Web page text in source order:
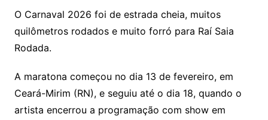
O Carnaval 2026 foi de estrada cheia, muitos
quilômetros rodados e muito forró para Raí Saia
Rodada.
A maratona começou no dia 13 de fevereiro, em
Ceará-Mirim (RN), e seguiu até o dia 18, quando o
artista encerrou a programação com show em